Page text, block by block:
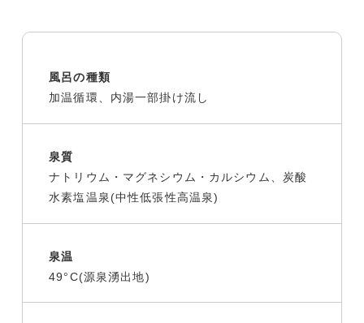
風呂の種類
加温循環、内湯一部掛け流し
泉質
ナトリウム・マグネシウム・カルシウム、炭酸
水素塩温泉(中性低張性高温泉)
泉温
49°C(源泉湧出地)